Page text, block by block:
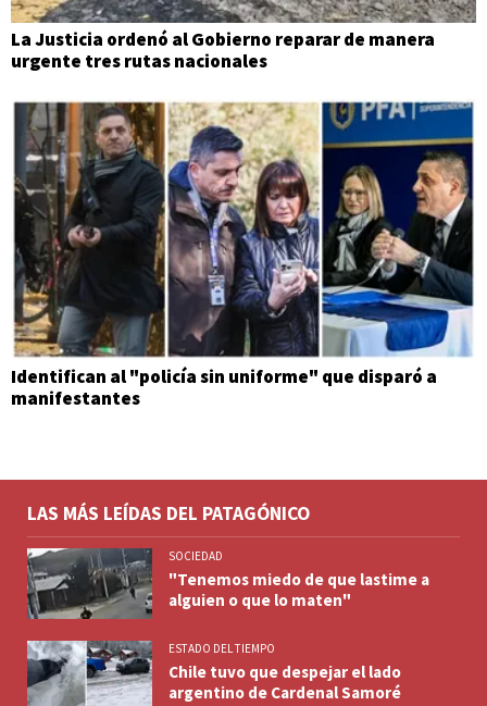
La Justicia ordenó al Gobierno reparar de manera
urgente tres rutas nacionales
Identifican al "policía sin uniforme" que disparó a
manifestantes
LAS MÁS LEÍDAS DEL PATAGÓNICO
SOCIEDAD
"Tenemos miedo de que lastime a
alguien o que lo maten"
ESTADO DEL TIEMPO
Chile tuvo que despejar el lado
argentino de Cardenal Samoré